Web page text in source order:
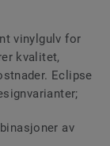
vinylgulv for
kvalitet,
Eclipse
av